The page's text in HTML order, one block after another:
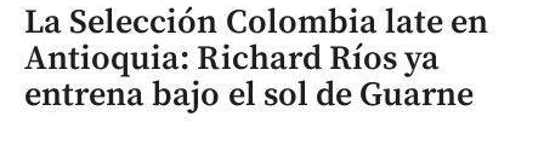
La Selección Colombia late en
Antioquia: Richard Ríos ya
entrena bajo el sol de Guarne